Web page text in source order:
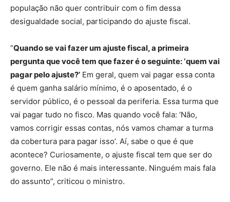
população não quer contribuir com o fim dessa
desigualdade social, participando do ajuste fiscal.
“Quando se vai fazer um ajuste fiscal, a primeira
pergunta que você tem que fazer é o seguinte: ‘quem vai
pagar pelo ajuste?’ Em geral, quem vai pagar essa conta
é quem ganha salário mínimo, é o aposentado, é o
servidor público, é o pessoal da periferia. Essa turma que
vai pagar tudo no fisco. Mas quando você fala: ‘Não,
vamos corrigir essas contas, nós vamos chamar a turma
da cobertura para pagar isso’. Aí, sabe o que é que
acontece? Curiosamente, o ajuste fiscal tem que ser do
governo. Ele não é mais interessante. Ninguém mais fala
do assunto”, criticou o ministro.